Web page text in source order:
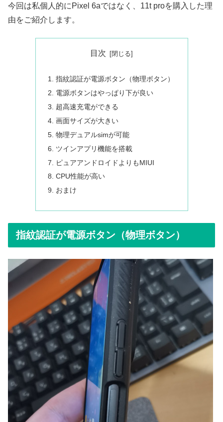
今回は私個人的にPixel 6aではなく、11t proを購入した理
由をご紹介します。
目次
指紋認証が電源ボタン（物理ボタン）
電源ボタンはやっぱり下が良い
超高速充電ができる
画面サイズが大きい
物理デュアルsimが可能
ツインアプリ機能を搭載
ピュアアンドロイドよりもMIUI
CPU性能が高い
おまけ
指紋認証が電源ボタン（物理ボタン）